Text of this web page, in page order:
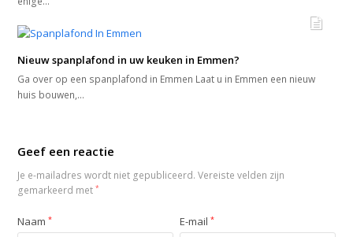
Nieuw spanplafond in uw keuken in Emmen?
Ga over op een spanplafond in Emmen Laat u in Emmen een nieuw
huis bouwen,…
Geef een reactie
Je e-mailadres wordt niet gepubliceerd. Vereiste velden zijn
gemarkeerd met*
Naam* E-mail*